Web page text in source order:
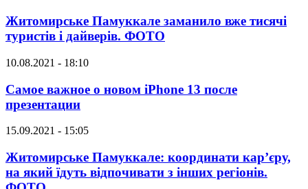
Житомирське Памуккале заманило вже тисячі
туристів і дайверів. ФОТО
10.08.2021 - 18:10
Самое важное о новом iPhone 13 после
презентации
15.09.2021 - 15:05
Житомирське Памуккале: координати кар’єру,
на який їдуть відпочивати з інших регіонів.